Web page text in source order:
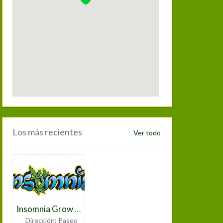
Los más recientes Ver todo
Insomnia Grow Shop Toledo
Dirección: Paseo